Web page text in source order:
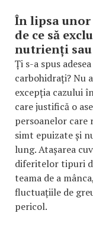
În lipsa
de ce să
nutrienți
Ți s-a spus
carbohidrați? Nu
excepția cazului
care justifică o
persoanelor care
simt epuizate și
lung. Atașarea
diferitelor tipuri
teama de a
fluctuațiile de
pericol.